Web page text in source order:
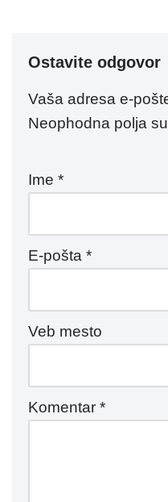
Ostavite odgovor
Vaša adresa e-
Neophodna polja
Ime *
E-pošta *
Veb mesto
Komentar *